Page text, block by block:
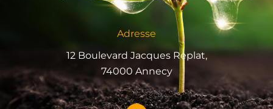
Adresse
12 Boulevard Jacques Replat,
74000 Annecy